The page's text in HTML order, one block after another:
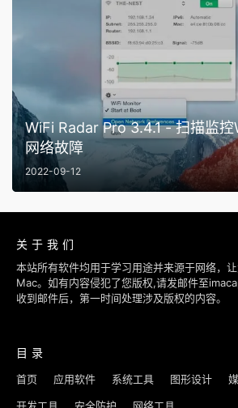
WiFi Radar Pro 3.4.1 - 扫描监
网络故障
2022-09-12
关于我们
本站所有软件均用于学习用途并来源于网络，
Mac。如有内容侵犯了您版权,请发邮件至
收到邮件后，第一时间处理涉及版权的内容。
目录
首页 应用软件 系统工具 图形设计